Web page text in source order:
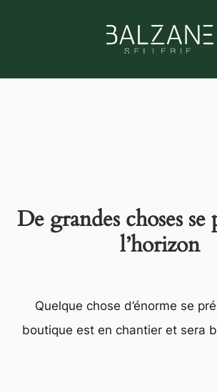
content
De grandes choses
l’horizon
Quelque chose d’énorme se
boutique est en chantier et sera